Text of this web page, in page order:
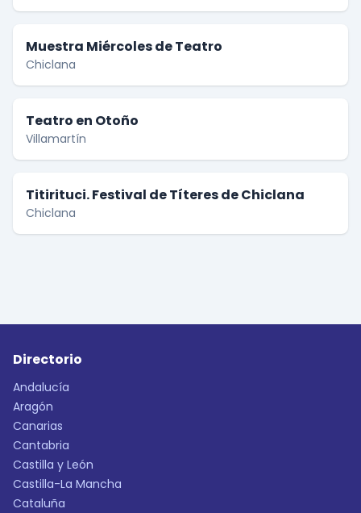
Muestra Miércoles de Teatro
Chiclana
Teatro en Otoño
Villamartín
Titirituci. Festival de Títeres de Chiclana
Chiclana
Directorio
Andalucía
Aragón
Canarias
Cantabria
Castilla y León
Castilla-La Mancha
Cataluña